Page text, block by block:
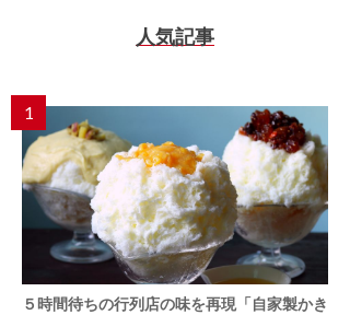
人気記事
1
５時間待ちの行列店の味を再現「自家製かき